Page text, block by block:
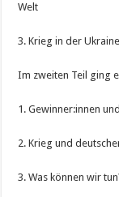
Welt
3. Krieg in der
Im zweiten Teil ging
1. Gewinner:innen
2. Krieg und
3. Was können wir